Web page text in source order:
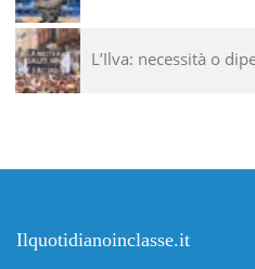
L’Ilva: necessità o
Ilquotidianoinclasse.it